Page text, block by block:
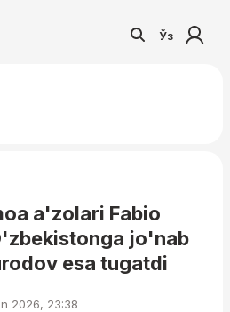
Ўз
a'zolari Fabio
jo'nab
esa tugatdi
2026, 23:38